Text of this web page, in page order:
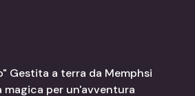
Gestita a terra da Memphsi
magica per un'avventura